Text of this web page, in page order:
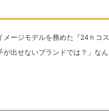
ージモデルを務めた『24ｈコス
出せないブランドでは？」な